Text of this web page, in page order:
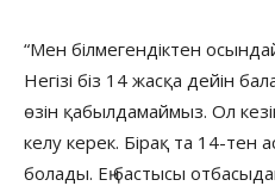
“Мен білмегендіктен
Негізі біз 14 жасқа дейін
өзін қабылдамаймыз. Ол
келу керек. Бірақ та 14-тен
болады. Ең бастысы